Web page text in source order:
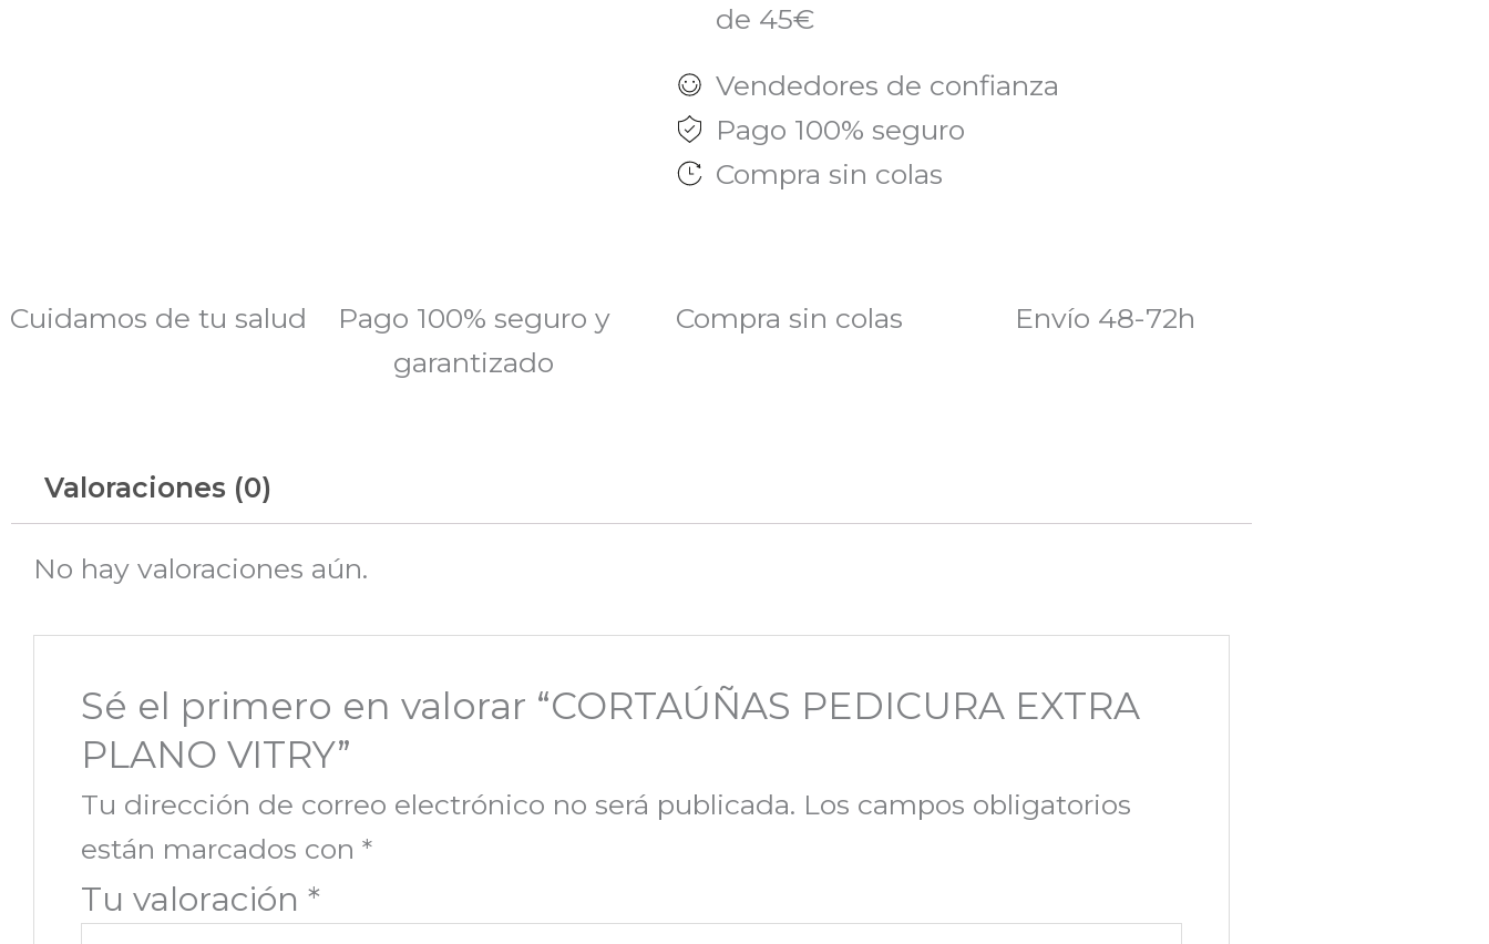
de 45€
Vendedores de confianza
Pago 100% seguro
Compra sin colas
Cuidamos de tu salud
Pago 100% seguro y
garantizado
Compra sin colas Envío 48-72h
Valoraciones (0)
No hay valoraciones aún.
Sé el primero en valorar “CORTAÚÑAS PEDICURA EXTRA
PLANO VITRY”
Tu dirección de correo electrónico no será publicada. Los campos obligatorios
están marcados con *
Tu valoración *